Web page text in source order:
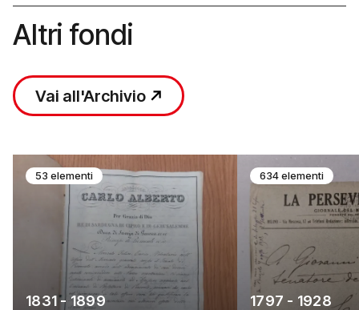
Altri fondi
Vai all'Archivio
53 elementi
1831 - 1899
634 elementi
1797 - 1928